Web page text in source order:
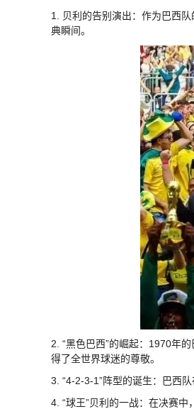
1. 贝利的告别演出：作为巴西
典瞬间。
2. “黑色巴西”的崛起：1970年
得了全世界球迷的尊敬。
3. “4-2-3-1”阵型的诞生：巴西
4. “球王”贝利的一战：在决赛